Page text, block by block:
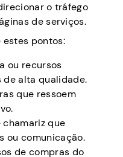
o tráfego
de serviços.
estes pontos:
ou recursos
de alta qualidade.
que ressoem
que
ou comunicação.
de compras do